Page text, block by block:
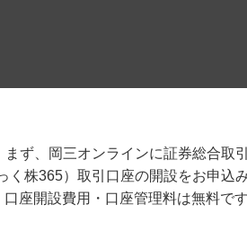
ず、岡三オンラインに証券総合取
株365）取引口座の開設をお申込み
座開設費用・口座管理料は無料です